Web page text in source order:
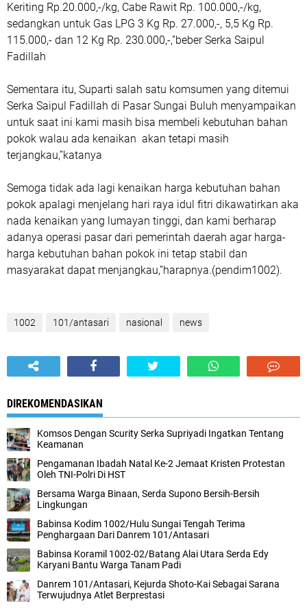
Keriting Rp.20.000,-/kg, Cabe Rawit Rp. 100.000,-/kg,
sedangkan untuk Gas LPG 3 Kg Rp. 27.000,-, 5,5 Kg Rp.
115.000,- dan 12 Kg Rp. 230.000,-,”beber Serka Saipul
Fadillah
Sementara itu, Suparti salah satu komsumen yang ditemui
Serka Saipul Fadillah di Pasar Sungai Buluh menyampaikan
untuk saat ini kami masih bisa membeli kebutuhan bahan
pokok walau ada kenaikan akan tetapi masih
terjangkau,”katanya
Semoga tidak ada lagi kenaikan harga kebutuhan bahan
pokok apalagi menjelang hari raya idul fitri dikawatirkan aka
nada kenaikan yang lumayan tinggi, dan kami berharap
adanya operasi pasar dari pemerintah daerah agar harga-
harga kebutuhan bahan pokok ini tetap stabil dan
masyarakat dapat menjangkau,”harapnya.(pendim1002).
1002 101/antasari nasional news
DIREKOMENDASIKAN
Komsos Dengan Scurity Serka Supriyadi Ingatkan Tentang
Keamanan
Pengamanan Ibadah Natal Ke-2 Jemaat Kristen Protestan
Oleh TNI-Polri Di HST
Bersama Warga Binaan, Serda Supono Bersih-Bersih
Lingkungan
Babinsa Kodim 1002/Hulu Sungai Tengah Terima
Penghargaan Dari Danrem 101/Antasari
Babinsa Koramil 1002-02/Batang Alai Utara Serda Edy
Karyani Bantu Warga Tanam Padi
Danrem 101/Antasari, Kejurda Shoto-Kai Sebagai Sarana
Terwujudnya Atlet Berprestasi